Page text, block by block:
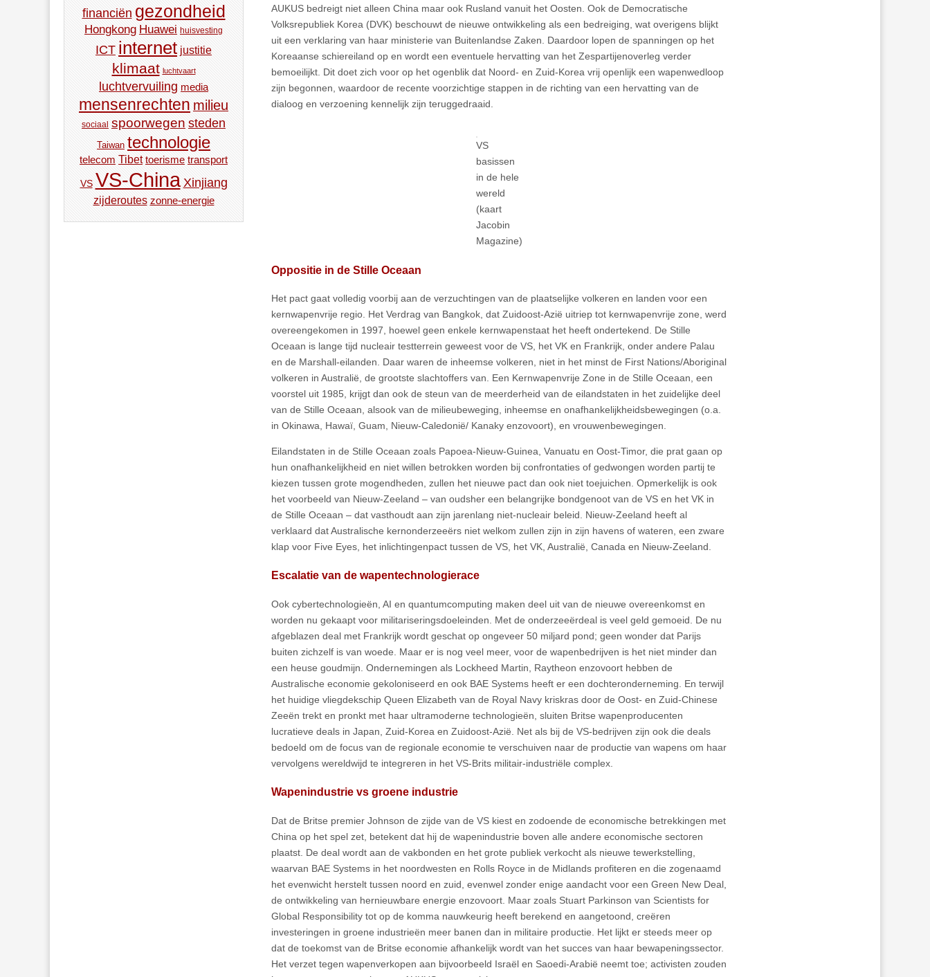
AUKUS bedreigt niet alleen China maar ook Rusland vanuit het Oosten. Ook de Democratische
Volksrepubliek Korea (DVK) beschouwt de nieuwe ontwikkeling als een bedreiging, wat overigens blijkt
uit een verklaring van haar ministerie van Buitenlandse Zaken. Daardoor lopen de spanningen op het
Koreaanse schiereiland op en wordt een eventuele hervatting van het Zespartijenoverleg verder
bemoeilijkt. Dit doet zich voor op het ogenblik dat Noord- en Zuid-Korea vrij openlijk een wapenwedloop
zijn begonnen, waardoor de recente voorzichtige stappen in de richting van een hervatting van de
dialoog en verzoening kennelijk zijn teruggedraaid.
VS
basissen
in de hele
wereld
(kaart
Jacobin
Magazine)
Oppositie in de Stille Oceaan
Het pact gaat volledig voorbij aan de verzuchtingen van de plaatselijke volkeren en landen voor een
kernwapenvrije regio. Het Verdrag van Bangkok, dat Zuidoost-Azië uitriep tot kernwapenvrije zone, werd
overeengekomen in 1997, hoewel geen enkele kernwapenstaat het heeft ondertekend. De Stille
Oceaan is lange tijd nucleair testterrein geweest voor de VS, het VK en Frankrijk, onder andere Palau
en de Marshall-eilanden. Daar waren de inheemse volkeren, niet in het minst de First Nations/Aboriginal
volkeren in Australië, de grootste slachtoffers van. Een Kernwapenvrije Zone in de Stille Oceaan, een
voorstel uit 1985, krijgt dan ook de steun van de meerderheid van de eilandstaten in het zuidelijke deel
van de Stille Oceaan, alsook van de milieubeweging, inheemse en onafhankelijkheidsbewegingen (o.a.
in Okinawa, Hawaï, Guam, Nieuw-Caledonië/ Kanaky enzovoort), en vrouwenbewegingen.
Eilandstaten in de Stille Oceaan zoals Papoea-Nieuw-Guinea, Vanuatu en Oost-Timor, die prat gaan op
hun onafhankelijkheid en niet willen betrokken worden bij confrontaties of gedwongen worden partij te
kiezen tussen grote mogendheden, zullen het nieuwe pact dan ook niet toejuichen. Opmerkelijk is ook
het voorbeeld van Nieuw-Zeeland – van oudsher een belangrijke bondgenoot van de VS en het VK in
de Stille Oceaan – dat vasthoudt aan zijn jarenlang niet-nucleair beleid. Nieuw-Zeeland heeft al
verklaard dat Australische kernonderzeeërs niet welkom zullen zijn in zijn havens of wateren, een zware
klap voor Five Eyes, het inlichtingenpact tussen de VS, het VK, Australië, Canada en Nieuw-Zeeland.
Escalatie van de wapentechnologierace
Ook cybertechnologieën, AI en quantumcomputing maken deel uit van de nieuwe overeenkomst en
worden nu gekaapt voor militariseringsdoeleinden. Met de onderzeeërdeal is veel geld gemoeid. De nu
afgeblazen deal met Frankrijk wordt geschat op ongeveer 50 miljard pond; geen wonder dat Parijs
buiten zichzelf is van woede. Maar er is nog veel meer, voor de wapenbedrijven is het niet minder dan
een heuse goudmijn. Ondernemingen als Lockheed Martin, Raytheon enzovoort hebben de
Australische economie gekoloniseerd en ook BAE Systems heeft er een dochteronderneming. En terwijl
het huidige vliegdekschip Queen Elizabeth van de Royal Navy kriskras door de Oost- en Zuid-Chinese
Zeeën trekt en pronkt met haar ultramoderne technologieën, sluiten Britse wapenproducenten
lucratieve deals in Japan, Zuid-Korea en Zuidoost-Azië. Net als bij de VS-bedrijven zijn ook die deals
bedoeld om de focus van de regionale economie te verschuiven naar de productie van wapens om haar
vervolgens wereldwijd te integreren in het VS-Brits militair-industriële complex.
Wapenindustrie vs groene industrie
Dat de Britse premier Johnson de zijde van de VS kiest en zodoende de economische betrekkingen met
China op het spel zet, betekent dat hij de wapenindustrie boven alle andere economische sectoren
plaatst. De deal wordt aan de vakbonden en het grote publiek verkocht als nieuwe tewerkstelling,
waarvan BAE Systems in het noordwesten en Rolls Royce in de Midlands profiteren en die zogenaamd
het evenwicht herstelt tussen noord en zuid, evenwel zonder enige aandacht voor een Green New Deal,
de ontwikkeling van hernieuwbare energie enzovoort. Maar zoals Stuart Parkinson van Scientists for
Global Responsibility tot op de komma nauwkeurig heeft berekend en aangetoond, creëren
investeringen in groene industrieën meer banen dan in militaire productie. Het lijkt er steeds meer op
dat de toekomst van de Britse economie afhankelijk wordt van het succes van haar bewapeningssector.
Het verzet tegen wapenverkopen aan bijvoorbeeld Israël en Saoedi-Arabië neemt toe; activisten zouden
financiën gezondheid
Hongkong Huawei huisvesting
ICT internet justitie
klimaat luchtvaart
luchtvervuiling media
mensenrechten milieu
sociaal spoorwegen steden
Taiwan technologie
telecom Tibet toerisme transport
VS VS-China Xinjiang
zijderoutes zonne-energie